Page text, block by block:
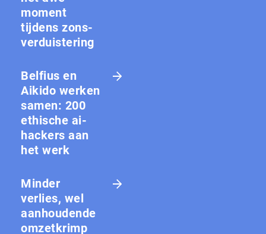
moment
tijdens zons­
ver­duis­te­ring
Belfius en
Aikido werken
samen: 200
ethische ai-
hackers aan
het werk
Minder
verlies, wel
aanhoudende
omzetkrimp